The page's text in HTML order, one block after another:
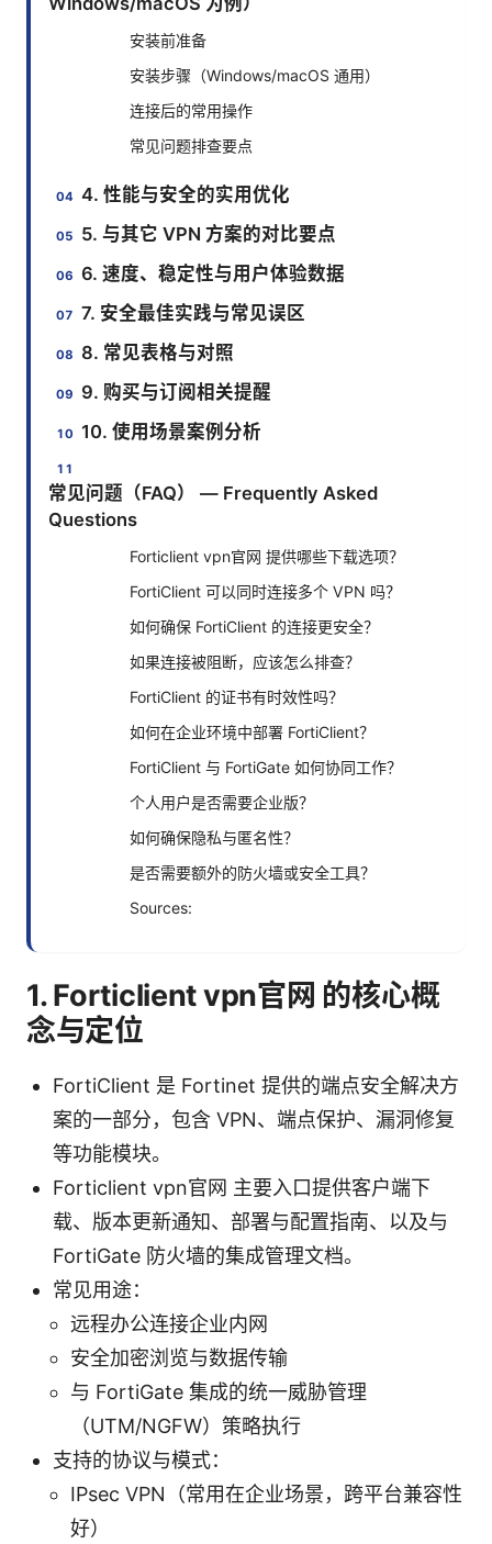
安装前准备
安装步骤（Windows/macOS 通用）
连接后的常用操作
常见问题排查要点
4. 性能与安全的实用优化
5. 与其它 VPN 方案的对比要点
6. 速度、稳定性与用户体验数据
7. 安全最佳实践与常见误区
8. 常见表格与对照
9. 购买与订阅相关提醒
10. 使用场景案例分析
常见问题（FAQ） — Frequently Asked
Questions
Forticlient vpn官网 提供哪些下载选项？
FortiClient 可以同时连接多个 VPN 吗？
如何确保 FortiClient 的连接更安全？
如果连接被阻断，应该怎么排查？
FortiClient 的证书有时效性吗？
如何在企业环境中部署 FortiClient？
FortiClient 与 FortiGate 如何协同工作？
个人用户是否需要企业版？
如何确保隐私与匿名性？
是否需要额外的防火墙或安全工具？
Sources:
1. Forticlient vpn官网 的核心概
念与定位
FortiClient 是 Fortinet 提供的端点安全解决方
案的一部分，包含 VPN、端点保护、漏洞修复
等功能模块。
Forticlient vpn官网 主要入口提供客户端下
载、版本更新通知、部署与配置指南、以及与
FortiGate 防火墙的集成管理文档。
常见用途：
远程办公连接企业内网
安全加密浏览与数据传输
与 FortiGate 集成的统一威胁管理
（UTM/NGFW）策略执行
支持的协议与模式：
IPsec VPN（常用在企业场景，跨平台兼容性
好）